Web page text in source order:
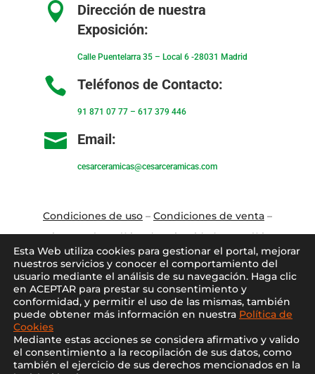

Dirección de nuestra
Exposición:
Calle Puentelarra 35 – Local 6 -28031 Madrid
 Teléfonos de Contacto:
91 871 07 77– 617 379 446
 Email:
cesarceramicas@cesarceramicas.com
Condiciones de uso– Condiciones de venta–
Aviso Legal–Política de privacidad –Política
de cookies
Blog–Contacto–Conócenos –Mi Cuenta
Esta Web utiliza cookies para gestionar el portal, mejorar
nuestros servicios y conocer el comportamiento del
usuario mediante el análisis de su navegación. Haga clic
en ACEPTAR para prestar su consentimiento y
conformidad, y permitir el uso de las mismas, también
puede obtener más información en nuestra Política de
Cookies
Mediante estas acciones se considera afirmativo y valido
el consentimiento a la recopilación de sus datos, como
también el ejercicio de sus derechos mencionados en la